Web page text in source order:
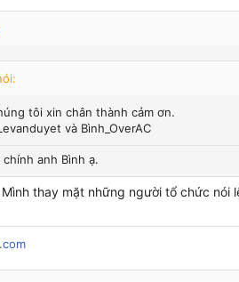
tôi xin chân thành cảm ơn.
và Bình_OverAC
anh Bình ạ.
Mình thay mặt những người tổ chức nói